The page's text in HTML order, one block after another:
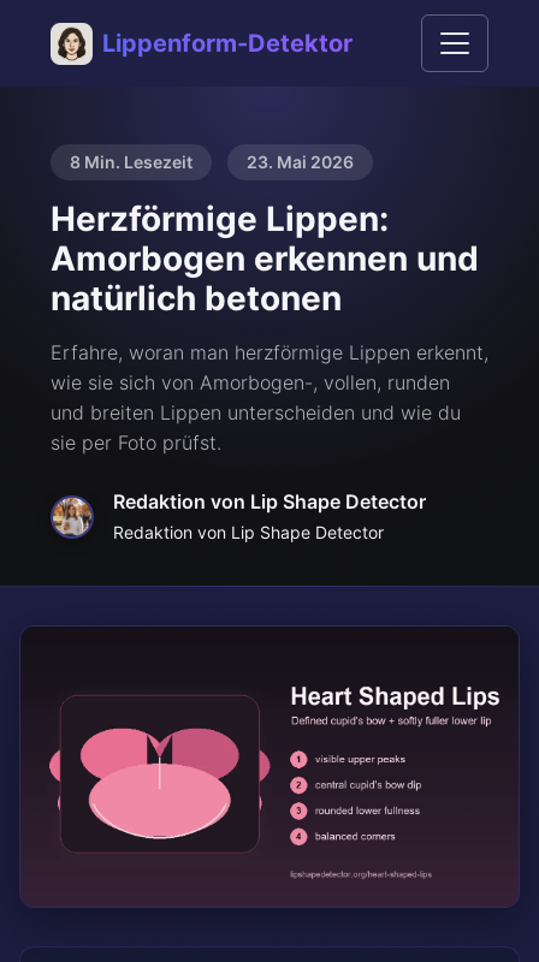
Lippenform-Detektor
8 Min. Lesezeit 23. Mai 2026
Herzförmige Lippen:
Amorbogen erkennen und
natürlich betonen
Erfahre, woran man herzförmige Lippen erkennt,
wie sie sich von Amorbogen-, vollen, runden
und breiten Lippen unterscheiden und wie du
sie per Foto prüfst.
Redaktion von Lip Shape Detector
Redaktion von Lip Shape Detector